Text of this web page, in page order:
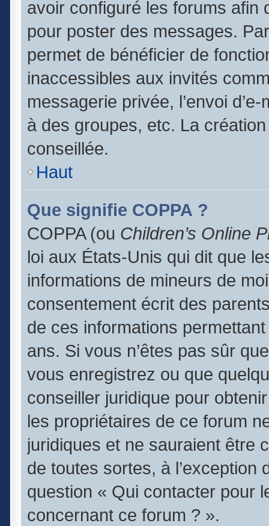
avoir configuré les forums afin
pour poster des messages.
permet de bénéficier de
inaccessibles aux invités
messagerie privée, l’envoi
à des groupes, etc. La
conseillée.
Haut
Que signifie COPPA ?
COPPA (ou Children’s Online
loi aux États-Unis qui dit que
informations de mineurs de
consentement écrit des
de ces informations
ans. Si vous n’êtes pas sûr
vous enregistrez ou que
conseiller juridique pour
les propriétaires de ce forum
juridiques et ne sauraient être
de toutes sortes, à l’exception
question « Qui contacter pour
concernant ce forum ? ».